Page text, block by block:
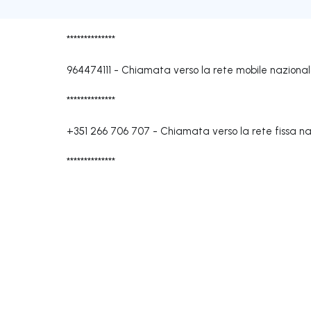
**************
964474111 - Chiamata verso la rete mobile
**************
+351 266 706 707 - Chiamata verso la rete fissa
**************